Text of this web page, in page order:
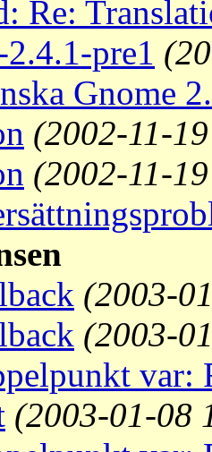
Re:
pre1
Gnome
(2002-11-
(2002-11-
(2003-
(2003-
var:
(2003-01-08